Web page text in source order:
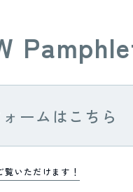
ームはこちら
いただけます！